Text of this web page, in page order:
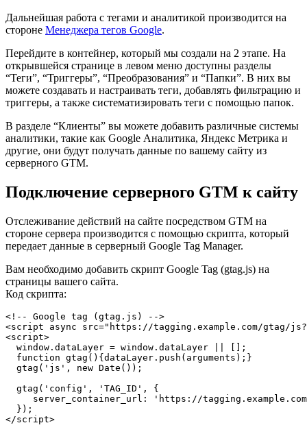
Дальнейшая работа с тегами и аналитикой производится на
стороне Менеджера тегов Google.
Перейдите в контейнер, который мы создали на 2 этапе. На
открывшейся странице в левом меню доступны разделы
“Теги”, “Триггеры”, “Преобразования” и “Папки”. В них вы
можете создавать и настраивать теги, добавлять фильтрацию и
триггеры, а также систематизировать теги с помощью папок.
В разделе “Клиенты” вы можете добавить различные системы
аналитики, такие как Google Аналитика, Яндекс Метрика и
другие, они будут получать данные по вашему сайту из
серверного GTM.
Подключение серверного GTM к сайту
Отслеживание действий на сайте посредством GTM на
стороне сервера производится с помощью скрипта, который
передает данные в серверный Google Tag Manager.
Вам необходимо добавить скрипт Google Tag (gtag.js) на
страницы вашего сайта.
Код скрипта:
<!-- Google tag (gtag.js) -->
<script async src="https://tagging.example.com/gtag/
<script>
  window.dataLayer = window.dataLayer || [];
  function gtag(){dataLayer.push(arguments);}
  gtag('js', new Date());
  gtag('config', 'TAG_ID', {
server_container_url: 'https://
  });